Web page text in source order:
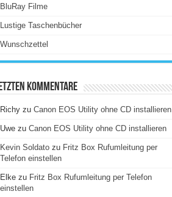
BluRay Filme
Lustige Taschenbücher
Wunschzettel
Kommentare
Richyzu Canon EOS Utility ohne CD installieren
Uwezu Canon EOS Utility ohne CD installieren
Kevin Soldatozu Fritz Box Rufumleitung per
Telefon einstellen
Elkezu Fritz Box Rufumleitung per Telefon
einstellen